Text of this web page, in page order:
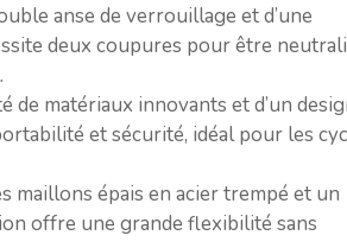
anse de verrouillage et d’une
deux coupures pour être
de matériaux innovants et d’un
et sécurité, idéal pour les
maillons épais en acier trempé et un
offre une grande flexibilité sans